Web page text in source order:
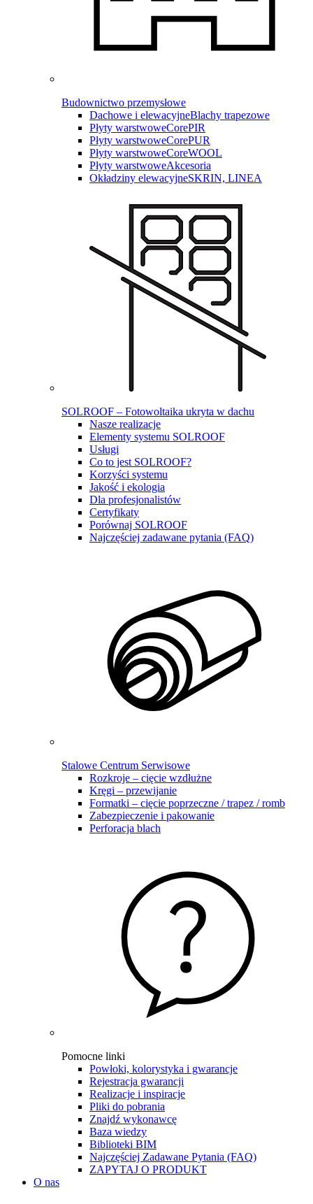
Budownictwo przemysłowe
Dachowe i elewacyjneBlachy trapezowe
Płyty warstwoweCorePIR
Płyty warstwoweCorePUR
Płyty warstwoweCoreWOOL
Płyty warstwoweAkcesoria
Okładziny elewacyjneSKRIN, LINEA
SOLROOF – Fotowoltaika ukryta w dachu
Nasze realizacje
Elementy systemu SOLROOF
Usługi
Co to jest SOLROOF?
Korzyści systemu
Jakość i ekologia
Dla profesjonalistów
Certyfikaty
Porównaj SOLROOF
Najczęściej zadawane pytania (FAQ)
Stalowe Centrum Serwisowe
Rozkroje – cięcie wzdłużne
Kręgi – przewijanie
Formatki – cięcie poprzeczne / trapez / romb
Zabezpieczenie i pakowanie
Perforacja blach
Pomocne linki
Powłoki, kolorystyka i gwarancje
Rejestracja gwarancji
Realizacje i inspiracje
Pliki do pobrania
Znajdź wykonawcę
Baza wiedzy
Biblioteki BIM
Najczęściej Zadawane Pytania (FAQ)
ZAPYTAJ O PRODUKT
O nas